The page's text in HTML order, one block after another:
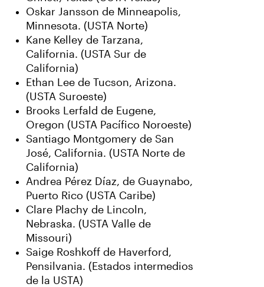
Oskar Jansson de Minneapolis,
Minnesota. (USTA Norte)
Kane Kelley de Tarzana,
California. (USTA Sur de
California)
Ethan Lee de Tucson, Arizona.
(USTA Suroeste)
Brooks Lerfald de Eugene,
Oregon (USTA Pacífico Noroeste)
Santiago Montgomery de San
José, California. (USTA Norte de
California)
Andrea Pérez Díaz, de Guaynabo,
Puerto Rico (USTA Caribe)
Clare Plachy de Lincoln,
Nebraska. (USTA Valle de
Missouri)
Saige Roshkoff de Haverford,
Pensilvania. (Estados intermedios
de la USTA)